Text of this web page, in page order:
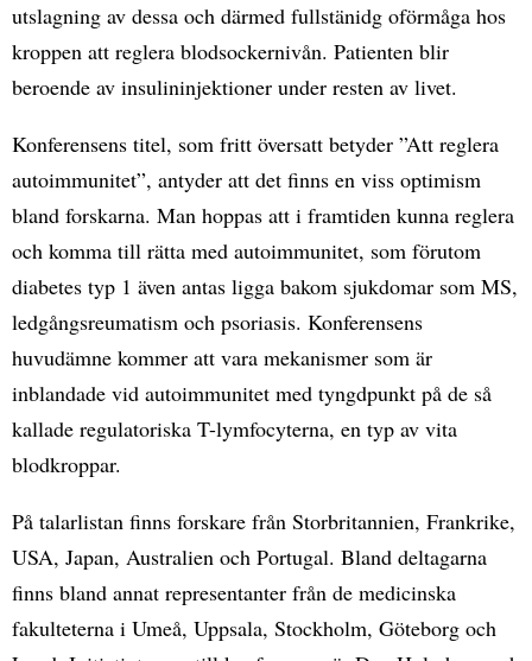
utslagning av dessa och därmed fullstänidg oförmåga hos
kroppen att reglera blodsockernivån. Patienten blir
beroende av insulininjektioner under resten av livet.
Konferensens titel, som fritt översatt betyder ”Att reglera
autoimmunitet”, antyder att det finns en viss optimism
bland forskarna. Man hoppas att i framtiden kunna reglera
och komma till rätta med autoimmunitet, som förutom
diabetes typ 1 även antas ligga bakom sjukdomar som MS,
ledgångsreumatism och psoriasis. Konferensens
huvudämne kommer att vara mekanismer som är
inblandade vid autoimmunitet med tyngdpunkt på de så
kallade regulatoriska T-lymfocyterna, en typ av vita
blodkroppar.
På talarlistan finns forskare från Storbritannien, Frankrike,
USA, Japan, Australien och Portugal. Bland deltagarna
finns bland annat representanter från de medicinska
fakulteterna i Umeå, Uppsala, Stockholm, Göteborg och